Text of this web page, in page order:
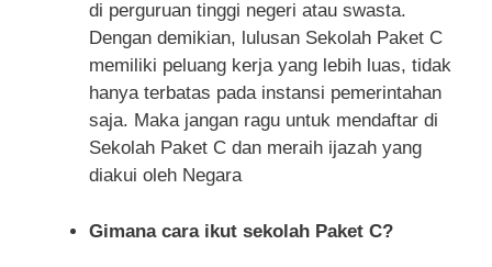
di perguruan tinggi negeri atau swasta.
Dengan demikian, lulusan Sekolah Paket C
memiliki peluang kerja yang lebih luas, tidak
hanya terbatas pada instansi pemerintahan
saja. Maka jangan ragu untuk mendaftar di
Sekolah Paket C dan meraih ijazah yang
diakui oleh Negara
Gimana cara ikut sekolah Paket C?